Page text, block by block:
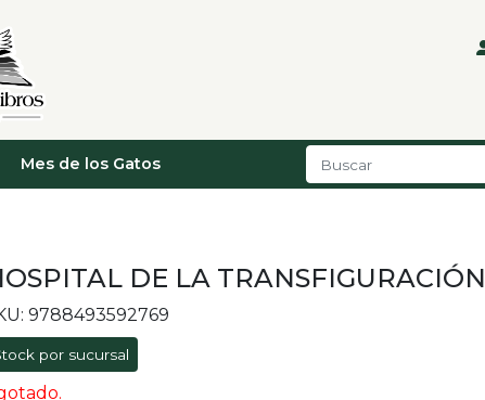
Mes de los Gatos
DE LA TRANSFIGURACIÓN
9788493592769
por sucursal